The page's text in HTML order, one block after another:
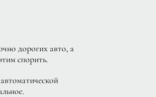
дорогих авто, а
спорить.